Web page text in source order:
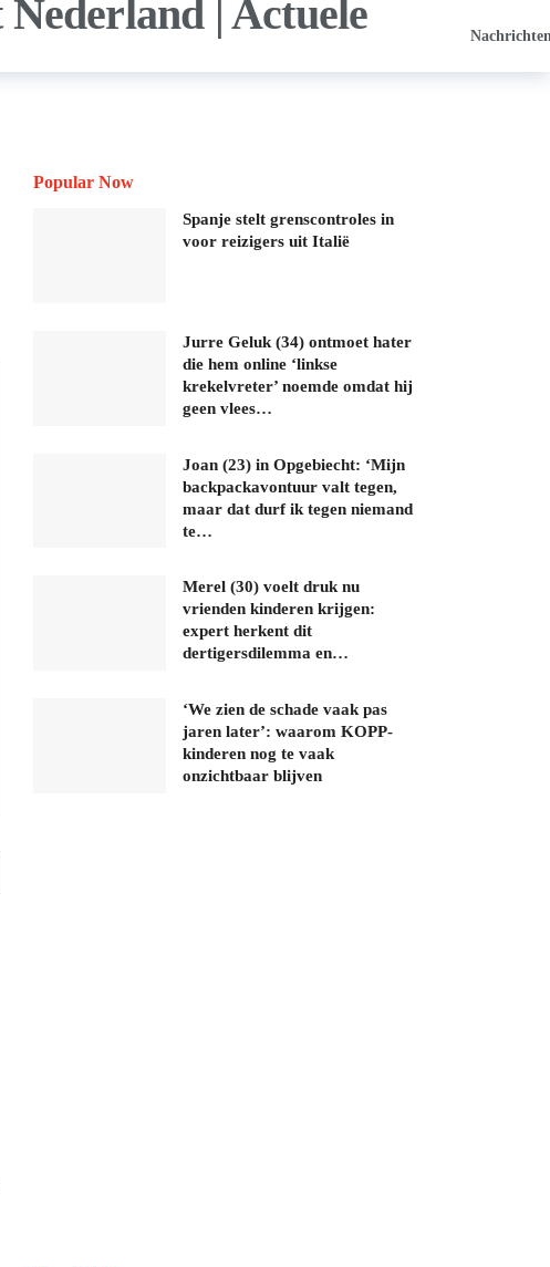
Popular Now
Spanje stelt grenscontroles in
voor reizigers uit Italië
Jurre Geluk (34) ontmoet hater
die hem online ‘linkse
krekelvreter’ noemde omdat hij
geen vlees…
Joan (23) in Opgebiecht: ‘Mijn
backpackavontuur valt tegen,
maar dat durf ik tegen niemand
te…
Merel (30) voelt druk nu
vrienden kinderen krijgen:
expert herkent dit
dertigersdilemma en…
‘We zien de schade vaak pas
jaren later’: waarom KOPP-
kinderen nog te vaak
onzichtbaar blijven